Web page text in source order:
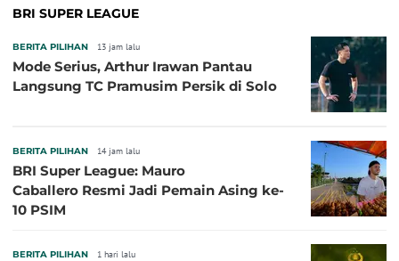
BRI SUPER LEAGUE
BERITA PILIHAN 13 jam lalu
Mode Serius, Arthur Irawan Pantau
Langsung TC Pramusim Persik di Solo
BERITA PILIHAN 14 jam lalu
BRI Super League: Mauro
Caballero Resmi Jadi Pemain Asing ke-
10 PSIM
BERITA PILIHAN 1 hari lalu